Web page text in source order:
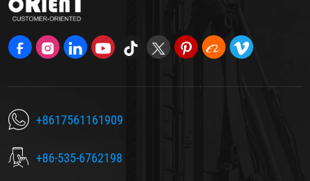
+8617561161909
+86-535-6762198